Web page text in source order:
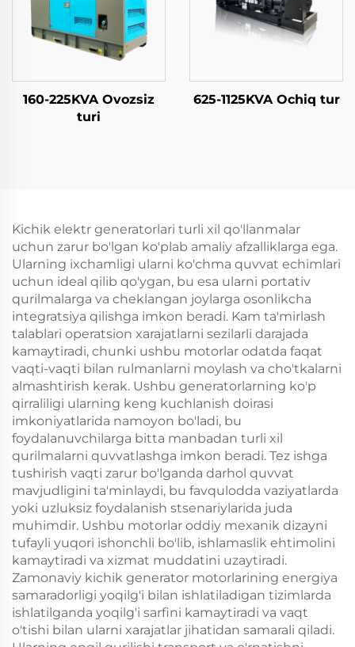
160-225KVA Ovozsiz
turi
625-1125KVA Ochiq tur
Kichik elektr generatorlari turli xil qo'llanmalar
uchun zarur bo'lgan ko'plab amaliy afzalliklarga ega.
Ularning ixchamligi ularni ko'chma quvvat echimlari
uchun ideal qilib qo'ygan, bu esa ularni portativ
qurilmalarga va cheklangan joylarga osonlikcha
integratsiya qilishga imkon beradi. Kam ta'mirlash
talablari operatsion xarajatlarni sezilarli darajada
kamaytiradi, chunki ushbu motorlar odatda faqat
vaqti-vaqti bilan rulmanlarni moylash va cho'tkalarni
almashtirish kerak. Ushbu generatorlarning ko'p
qirraliligi ularning keng kuchlanish doirasi
imkoniyatlarida namoyon bo'ladi, bu
foydalanuvchilarga bitta manbadan turli xil
qurilmalarni quvvatlashga imkon beradi. Tez ishga
tushirish vaqti zarur bo'lganda darhol quvvat
mavjudligini ta'minlaydi, bu favqulodda vaziyatlarda
yoki uzluksiz foydalanish stsenariylarida juda
muhimdir. Ushbu motorlar oddiy mexanik dizayni
tufayli yuqori ishonchli bo'lib, ishlamaslik ehtimolini
kamaytiradi va xizmat muddatini uzaytiradi.
Zamonaviy kichik generator motorlarining energiya
samaradorligi yoqilg'i bilan ishlatiladigan tizimlarda
ishlatilganda yoqilg'i sarfini kamaytiradi va vaqt
o'tishi bilan ularni xarajatlar jihatidan samarali qiladi.